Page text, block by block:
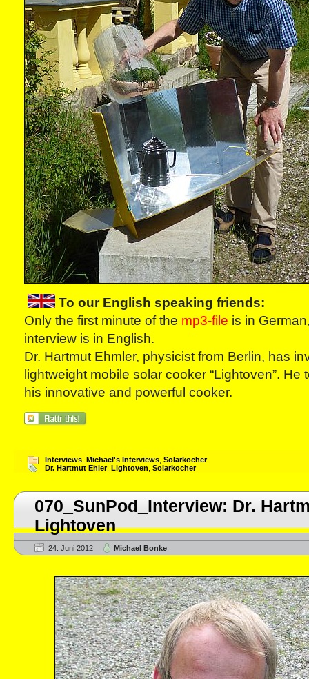
To our English speaking friends:
Only the first minute of the mp3-file is in
interview is in English.
Dr. Hartmut Ehmler, physicist from Berlin, has
lightweight mobile solar cooker “Lightoven”. He
his innovative and powerful cooker.
Interviews Michael's Interviews Solarkocher
Dr. Hartmut Ehler, Lightoven Solarkocher
070_SunPod_Interview: Dr.
Lightoven
24. Juni 2012 Michael Bonke